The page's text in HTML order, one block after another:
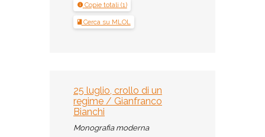
Copie totali (1)
Cerca su MLOL
25 luglio, crollo di un
regime / Gianfranco
Bianchi
Monografia moderna